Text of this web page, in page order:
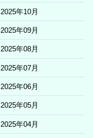
2025年10月
2025年09月
2025年08月
2025年07月
2025年06月
2025年05月
2025年04月